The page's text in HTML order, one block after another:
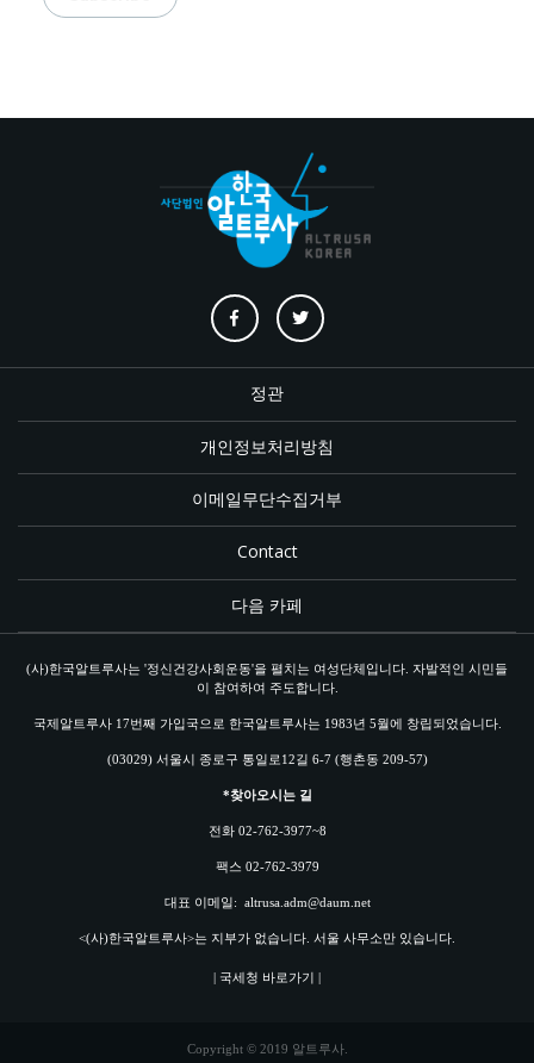
정관
개인정보처리방침
이메일무단수집거부
Contact
다음 카페
(사)한국알트루사는 '정신건강사회운동'을 펼치는 여성단체입니다. 자발적인 시민들
이 참여하여 주도합니다.
국제알트루사 17번째 가입국으로 한국알트루사는 1983년 5월에 창립되었습니다.
(03029) 서울시 종로구 통일로12길 6-7 (행촌동 209-57)
*찾아오시는 길
전화 02-762-3977~8
팩스 02-762-3979
대표 이메일: altrusa.adm@daum.net
<(사)한국알트루사>는 지부가 없습니다. 서울 사무소만 있습니다.
| 국세청 바로가기 |
Copyright © 2019 알트루사.